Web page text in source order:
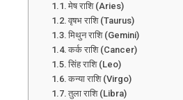
मेष राशि (Aries)
वृषभ राशि (Taurus)
मिथुन राशि (Gemini)
कर्क राशि (Cancer)
सिंह राशि (Leo)
कन्या राशि (Virgo)
तुला राशि (Libra)